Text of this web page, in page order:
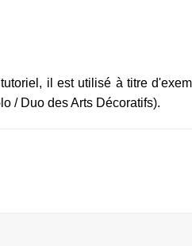
il est utilisé à titre
/ Duo des Arts Décoratifs).